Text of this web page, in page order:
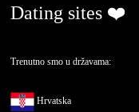
Dating sites ❤️
Trenutno smo u državama:
Hrvatska